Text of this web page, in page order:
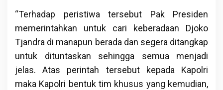
“Terhadap peristiwa tersebut Pak Presiden
memerintahkan untuk cari keberadaan Djoko
Tjandra di manapun berada dan segera ditangkap
untuk dituntaskan sehingga semua menjadi
jelas. Atas perintah tersebut kepada Kapolri
maka Kapolri bentuk tim khusus yang kemudian,